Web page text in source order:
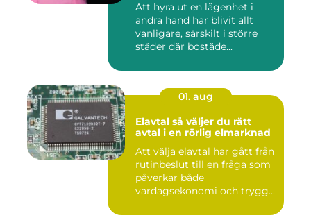
Att hyra ut en lägenhet i
andra hand har blivit allt
vanligare, särskilt i större
städer där bostäde...
01. aug
Elavtal så väljer du rätt
avtal i en rörlig elmarknad
Att välja elavtal har gått från
rutinbeslut till en fråga som
påverkar både
vardagsekonomi och trygg...